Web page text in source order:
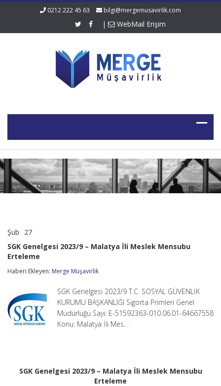
0212 222 45 63 bilgi@mergemusavirlik.com
| WebMail Erişim
Şub 27
2023/9
İli
Mensubu
Erteleme
için
SGK Genelgesi 2023/9 – Malatya İli Meslek Mensubu
Erteleme
Haberi Ekleyen: Merge Müşavirlik
SGK Genelgesi 2023/9 T.C. SOSYAL GÜVENLİK
KURUMU BAŞKANLIĞI Sigorta Primleri Genel
Müdürlüğü Sayı: E-51592363-010.06.01-64667558
Konu: Malatya İli Mes…
SGK Genelgesi 2023/9 – Malatya İli Meslek Mensubu
Erteleme